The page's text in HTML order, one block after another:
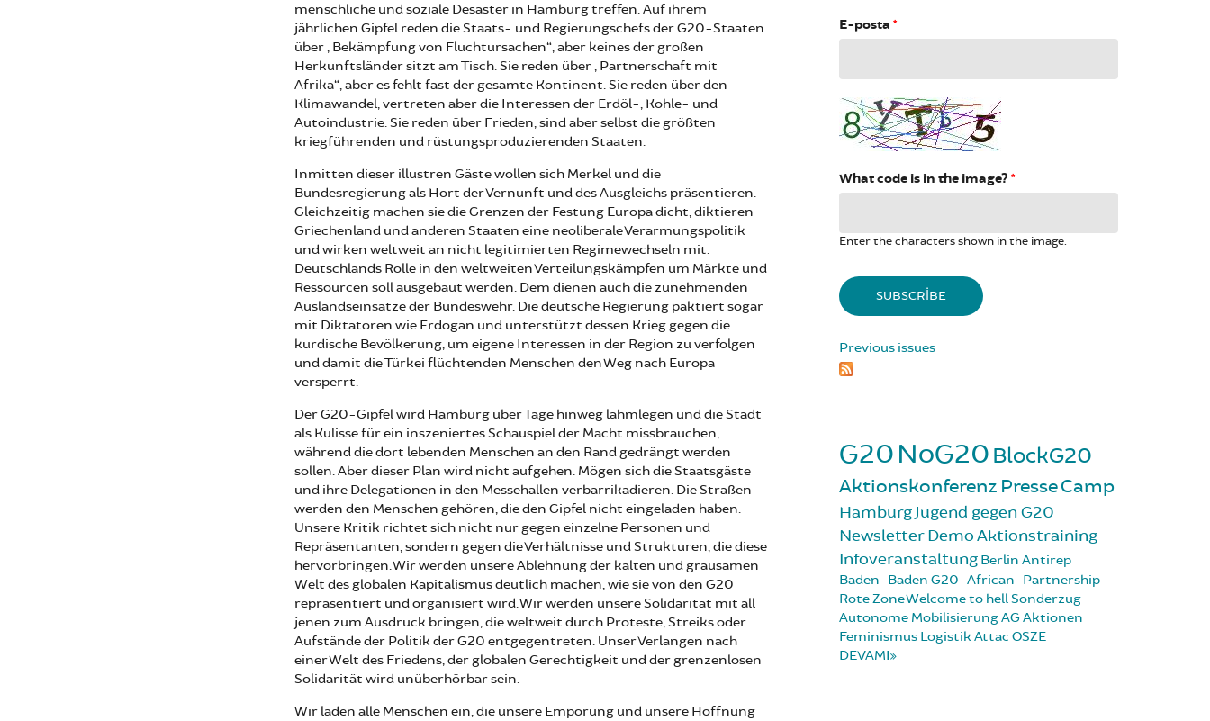
menschliche und soziale Desaster in Hamburg treffen. Auf ihrem
jährlichen Gipfel reden die Staats- und Regierungschefs der G20-Staaten
über „Bekämpfung von Fluchtursachen“, aber keines der großen
Herkunftsländer sitzt am Tisch. Sie reden über „Partnerschaft mit
Afrika“, aber es fehlt fast der gesamte Kontinent. Sie reden über den
Klimawandel, vertreten aber die Interessen der Erdöl-, Kohle- und
Autoindustrie. Sie reden über Frieden, sind aber selbst die größten
kriegführenden und rüstungsproduzierenden Staaten.
Inmitten dieser illustren Gäste wollen sich Merkel und die
Bundesregierung als Hort der Vernunft und des Ausgleichs präsentieren.
Gleichzeitig machen sie die Grenzen der Festung Europa dicht, diktieren
Griechenland und anderen Staaten eine neoliberale Verarmungspolitik
und wirken weltweit an nicht legitimierten Regimewechseln mit.
Deutschlands Rolle in den weltweiten Verteilungskämpfen um Märkte und
Ressourcen soll ausgebaut werden. Dem dienen auch die zunehmenden
Auslandseinsätze der Bundeswehr. Die deutsche Regierung paktiert sogar
mit Diktatoren wie Erdogan und unterstützt dessen Krieg gegen die
kurdische Bevölkerung, um eigene Interessen in der Region zu verfolgen
und damit die Türkei flüchtenden Menschen den Weg nach Europa
versperrt.
Der G20-Gipfel wird Hamburg über Tage hinweg lahmlegen und die Stadt
als Kulisse für ein inszeniertes Schauspiel der Macht missbrauchen,
während die dort lebenden Menschen an den Rand gedrängt werden
sollen. Aber dieser Plan wird nicht aufgehen. Mögen sich die Staatsgäste
und ihre Delegationen in den Messehallen verbarrikadieren. Die Straßen
werden den Menschen gehören, die den Gipfel nicht eingeladen haben.
Unsere Kritik richtet sich nicht nur gegen einzelne Personen und
Repräsentanten, sondern gegen die Verhältnisse und Strukturen, die diese
hervorbringen. Wir werden unsere Ablehnung der kalten und grausamen
Welt des globalen Kapitalismus deutlich machen, wie sie von den G20
repräsentiert und organisiert wird. Wir werden unsere Solidarität mit all
jenen zum Ausdruck bringen, die weltweit durch Proteste, Streiks oder
Aufstände der Politik der G20 entgegentreten. Unser Verlangen nach
einer Welt des Friedens, der globalen Gerechtigkeit und der grenzenlosen
Solidarität wird unüberhörbar sein.
Wir laden alle Menschen ein, die unsere Empörung und unsere Hoffnung
E-posta *
What code is in the image? *
Enter the characters shown in the image.
Previous issues
G20NoG20 BlockG20
Aktionskonferenz PresseCamp
HamburgJugend gegen G20
NewsletterDemoAktionstraining
Infoveranstaltung Berlin Antirep
Baden-Baden G20-African-Partnership
Rote ZoneWelcome to hellSonderzug
Autonome MobilisierungAG Aktionen
Feminismus Logistik Attac OSZE
DEVAMI